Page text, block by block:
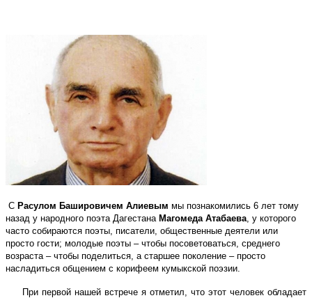
С Расулом Башировичем Алиевым мы познакомились 6 лет тому
назад у народного поэта Дагестана Магомеда Атабаева , у которого
часто собираются поэты, писатели, общественные деятели или
просто гости; молодые поэты – чтобы посоветоваться, среднего
возраста – чтобы поделиться, а старшее поколение – просто
насладиться общением с корифеем кумыкской поэзии.
При первой нашей встрече я отметил, что этот человек обладает